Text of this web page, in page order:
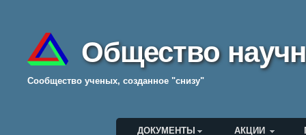
Общество
Cообщество ученых, созданное "снизу"
ДОКУМЕНТЫ АКЦИИ